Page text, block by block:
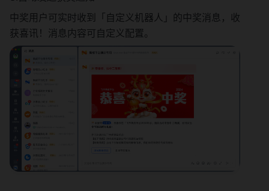
中奖用户可实时收到「自定义机器人」的中奖消息，收
获喜讯！消息内容可自定义配置。